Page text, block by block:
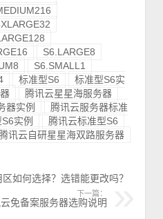
S6.LARGE8
S6.SMALL1
标准型S6
标准型S6实
腾讯云星星海服务器
器实例
腾讯云服务器标准
实例
腾讯云标准型S6
讯云自研星星海双路服务器
如何选择？选错能更改吗？
下一篇：
免备案服务器选购说明